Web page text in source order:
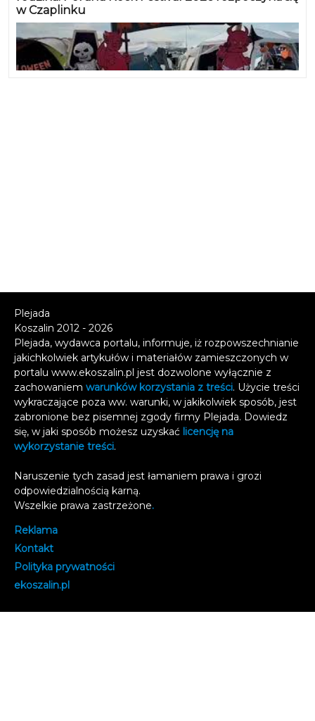
w Czaplinku
Plejada
Koszalin 2012 - 2026
Plejada, wydawca portalu, informuje, iż rozpowszechnianie
jakichkolwiek artykułów i materiałów zamieszczonych w
portalu www.ekoszalin.pl jest dozwolone wyłącznie z
zachowaniem warunków korzystania z treści. Użycie treści
wykraczające poza ww. warunki, w jakikolwiek sposób, jest
zabronione bez pisemnej zgody firmy Plejada. Dowiedz
się, w jaki sposób możesz uzyskać licencję na
wykorzystanie treści.
Naruszenie tych zasad jest łamaniem prawa i grozi
odpowiedzialnością karną.
Wszelkie prawa zastrzeżone.
Reklama
Kontakt
Polityka prywatności
ekoszalin.pl